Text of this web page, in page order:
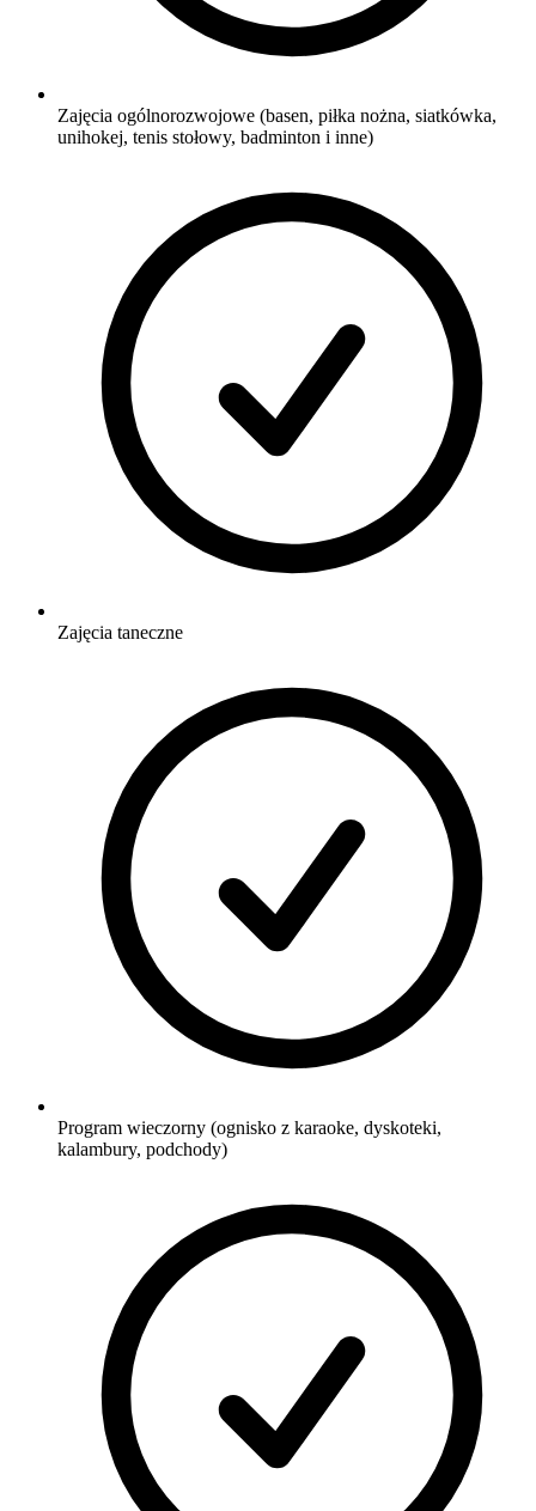
Zajęcia ogólnorozwojowe (basen, piłka nożna, siatkówka,
unihokej, tenis stołowy, badminton i inne)
Zajęcia taneczne
Program wieczorny (ognisko z karaoke, dyskoteki,
kalambury, podchody)